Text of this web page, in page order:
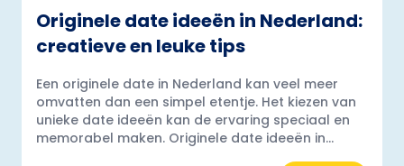
Originele date ideeën in Nederland:
creatieve en leuke tips
Een originele date in Nederland kan veel meer
omvatten dan een simpel etentje. Het kiezen van
unieke date ideeën kan de ervaring speciaal en
memorabel maken. Originele date ideeën in...